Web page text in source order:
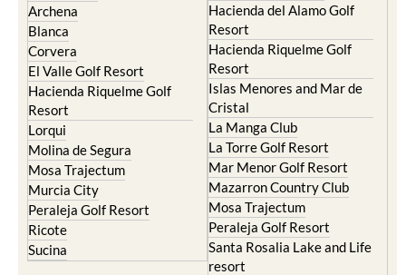
Archena
Blanca
Corvera
El Valle Golf Resort
Hacienda Riquelme Golf
Resort
Lorqui
Molina de Segura
Mosa Trajectum
Murcia City
Peraleja Golf Resort
Ricote
Sucina
Hacienda del Alamo Golf
Resort
Hacienda Riquelme Golf
Resort
Islas Menores and Mar de
Cristal
La Manga Club
La Torre Golf Resort
Mar Menor Golf Resort
Mazarron Country Club
Mosa Trajectum
Peraleja Golf Resort
Santa Rosalia Lake and Life
resort